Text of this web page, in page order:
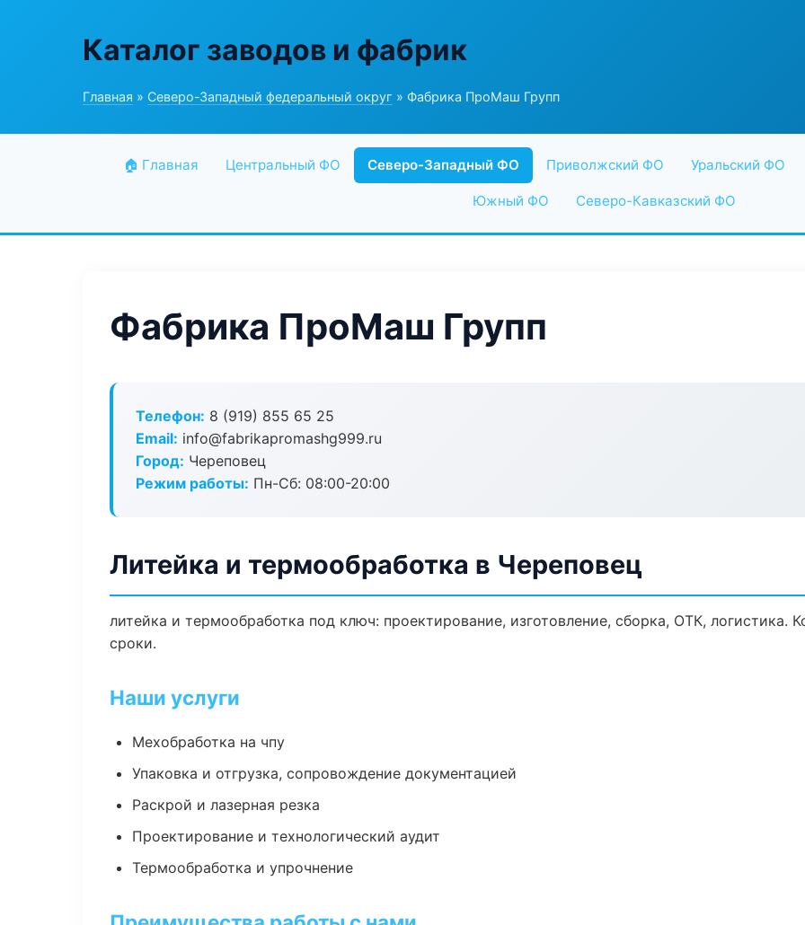
Каталог заводов и фабрик
Главная » Северо-Западный федеральный округ » Фабрика ПроМаш Групп
🏠 Главная Центральный ФО Северо-Западный ФО Приволжский ФО Уральский ФО
Южный ФО Северо-Кавказский ФО
Фабрика ПроМаш Групп
Телефон: 8 (919) 855 65 25
Email: info@fabrikapromashg999.ru
Город: Череповец
Режим работы: Пн-Сб: 08:00-20:00
Литейка и термообработка в Череповец
литейка и термообработка под ключ: проектирование, изготовление, сборка, ОТК, логистика.
сроки.
Наши услуги
Мехобработка на чпу
Упаковка и отгрузка, сопровождение документацией
Раскрой и лазерная резка
Проектирование и технологический аудит
Термообработка и упрочнение